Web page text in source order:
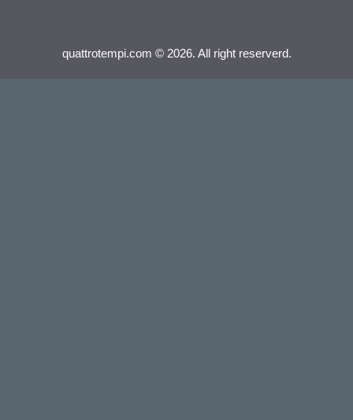
quattrotempi.com © 2026. All right reserverd.